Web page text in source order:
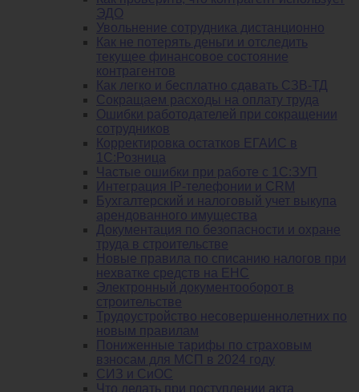
ЭДО
Увольнение сотрудника дистанционно
Как не потерять деньги и отследить
текущее финансовое состояние
контрагентов
Как легко и бесплатно сдавать СЗВ-ТД
Сокращаем расходы на оплату труда
Ошибки работодателей при сокращении
сотрудников
Корректировка остатков ЕГАИС в
1С:Розница
Частые ошибки при работе с 1С:ЗУП
Интеграция IP-телефонии и CRM
Бухгалтерский и налоговый учет выкупа
арендованного имущества
Документация по безопасности и охране
труда в строительстве
Новые правила по списанию налогов при
нехватке средств на ЕНС
Электронный документооборот в
строительстве
Трудоустройство несовершеннолетних по
новым правилам
Пониженные тарифы по страховым
взносам для МСП в 2024 году
СИЗ и СиОС
Что делать при поступлении акта